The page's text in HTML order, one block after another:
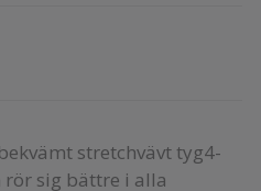
stretchvävt tyg4-
sig bättre i alla